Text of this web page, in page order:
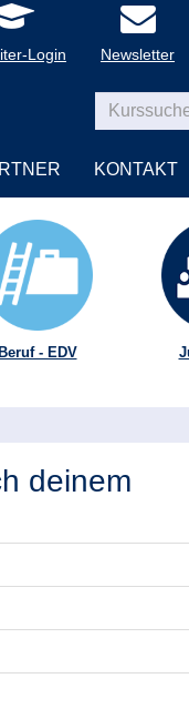
Login Newsletter
KONTAKT
Beruf - EDV
deinem